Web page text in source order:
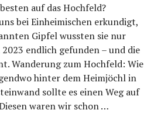
auf das Hochfeld?
bei Einheimischen erkundigt,
Gipfel wussten sie nur
endlich gefunden – und die
Wanderung zum Hochfeld: Wie
hinter dem Heimjöchl in
sollte es einen Weg auf
waren wir schon …
der unbekannte Gipfel